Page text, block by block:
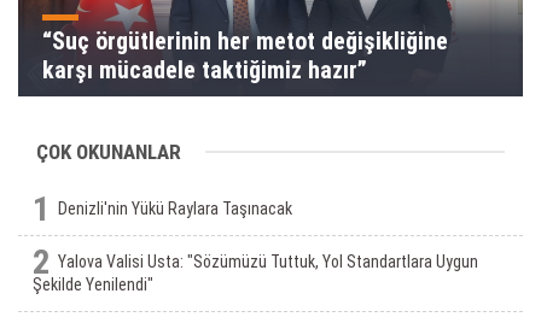
“Suç örgütlerinin her metot değişikliğine
karşı mücadele taktiğimiz hazır”
ÇOK OKUNANLAR
1 Denizli'nin Yükü Raylara Taşınacak
2 Yalova Valisi Usta: "Sözümüzü Tuttuk, Yol Standartlara Uygun
Şekilde Yenilendi"